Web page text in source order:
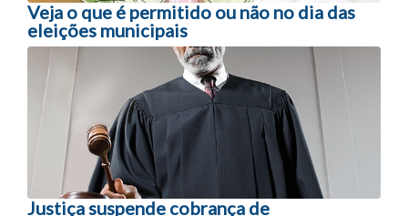
Veja o que é permitido ou não no dia das
eleições municipais
Justiça suspende cobrança de